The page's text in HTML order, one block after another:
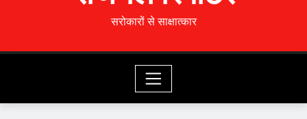
सरोकारों से साक्षात्कार